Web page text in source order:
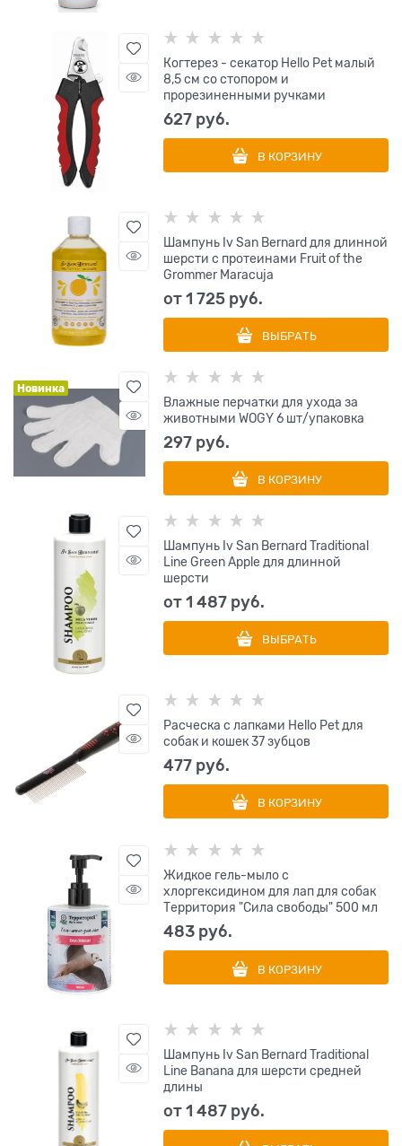
Когтерез - секатор Hello Pet малый
8,5 см со стопором и
прорезиненными ручками
627 руб.
В КОРЗИНУ
Шампунь Iv San Bernard для длинной
шерсти с протеинами Fruit of the
Grommer Maracuja
от1 725 руб.
ВЫБРАТЬ
Новинка
Влажные перчатки для ухода за
животными WOGY 6 шт/упаковка
297 руб.
В КОРЗИНУ
Шампунь Iv San Bernard Traditional
Line Green Apple для длинной
шерсти
от1 487 руб.
ВЫБРАТЬ
Расческа с лапками Hello Pet для
собак и кошек 37 зубцов
477 руб.
В КОРЗИНУ
Жидкое гель-мыло с
хлоргексидином для лап для собак
Территория "Сила свободы" 500 мл
483 руб.
В КОРЗИНУ
Шампунь Iv San Bernard Traditional
Line Banana для шерсти средней
длины
от1 487 руб.